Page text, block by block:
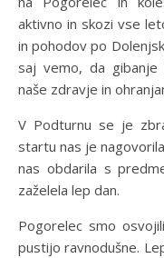
aktivno in skozi vse
in pohodov po
saj vemo, da
naše zdravje in
V Podturnu se je
startu nas je
nas obdarila s
zaželela lep dan.
Pogorelec smo
pustijo ravnodušne.